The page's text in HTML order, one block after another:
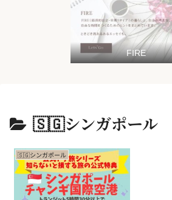
FIRE
🇸🇬シンガポール
🇸🇬シンガポール